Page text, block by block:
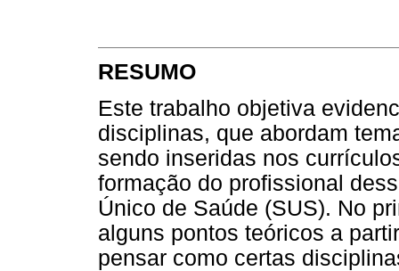
RESUMO
Este trabalho objetiva
disciplinas, que abordam
sendo inseridas nos
formação do profissional
Único de Saúde (SUS). No
alguns pontos teóricos a
pensar como certas